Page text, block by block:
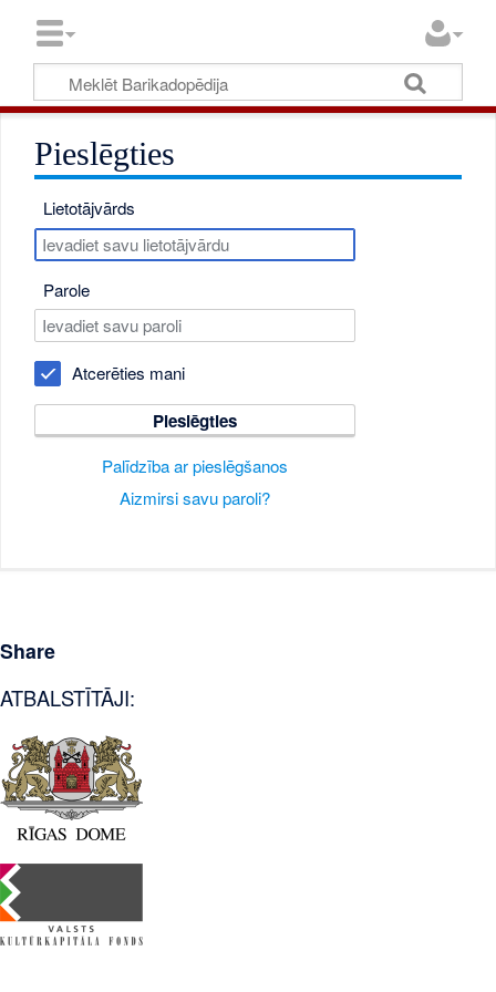
Pieslēgties
Lietotājvārds
Parole
Atcerēties mani
Pieslēgties
Palīdzība ar pieslēgšanos
Aizmirsi savu paroli?
Share
ATBALSTĪTĀJI: